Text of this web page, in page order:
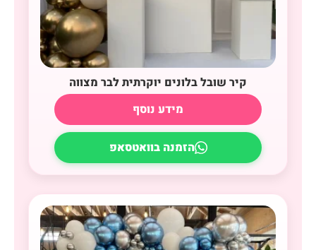
קיר שובל בלונים יוקרתית לבר מצווה
מידע נוסף
הזמנה בוואטסאפ